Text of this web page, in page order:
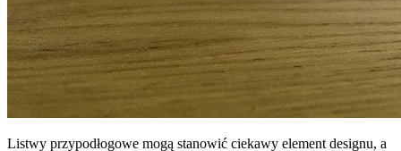
Listwy przypodłogowe mogą stanowić ciekawy element designu, a